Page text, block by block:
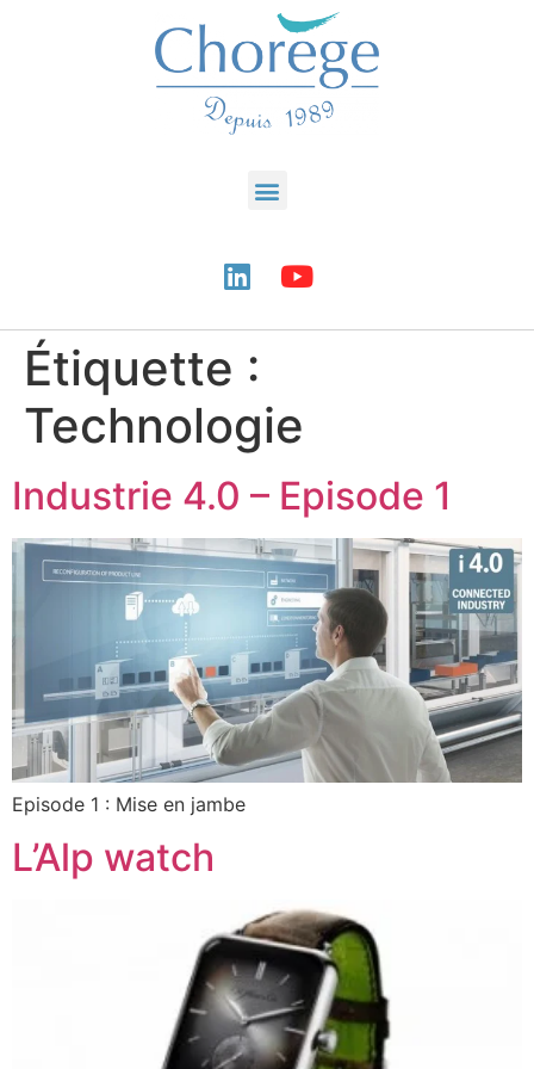
Étiquette :
Technologie
Industrie 4.0 – Episode 1
Episode 1 : Mise en jambe
L’Alp watch